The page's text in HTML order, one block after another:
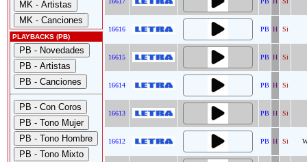
PLAYBACKS (PB)
16616 PB H Si
16615 PB H Si
16614 PB H Si
16613 PB H Si
16612 PB H Si